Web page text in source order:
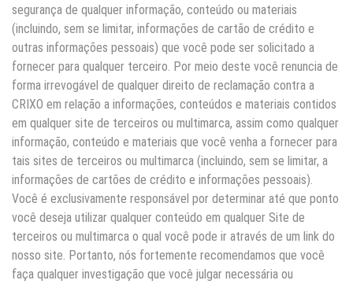
segurança de qualquer informação, conteúdo ou materiais
(incluindo, sem se limitar, informações de cartão de crédito e
outras informações pessoais) que você pode ser solicitado a
fornecer para qualquer terceiro. Por meio deste você renuncia de
forma irrevogável de qualquer direito de reclamação contra a
CRIXO em relação a informações, conteúdos e materiais contidos
em qualquer site de terceiros ou multimarca, assim como qualquer
informação, conteúdo e materiais que você venha a fornecer para
tais sites de terceiros ou multimarca (incluindo, sem se limitar, a
informações de cartões de crédito e informações pessoais).
Você é exclusivamente responsável por determinar até que ponto
você deseja utilizar qualquer conteúdo em qualquer Site de
terceiros ou multimarca o qual você pode ir através de um link do
nosso site. Portanto, nós fortemente recomendamos que você
faça qualquer investigação que você julgar necessária ou